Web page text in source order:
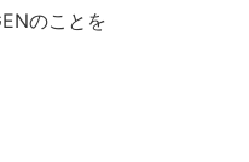
のことを